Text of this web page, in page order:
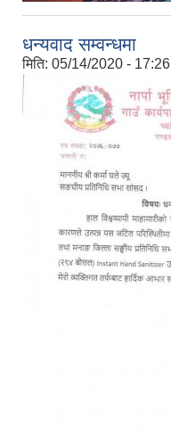
धन्यवाद सम्वन्धमा
मिति: 05/14/2020 - 17:26